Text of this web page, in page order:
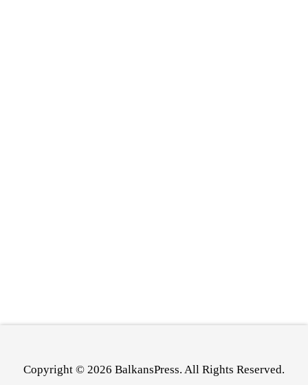
Copyright © 2026 BalkansPress. All Rights Reserved.